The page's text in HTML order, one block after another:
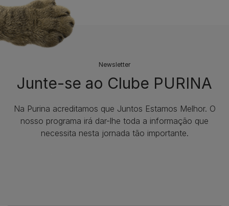
Newsletter
Junte-se ao Clube PURINA
Na Purina acreditamos que Juntos Estamos Melhor. O
nosso programa irá dar-lhe toda a informação que
necessita nesta jornada tão importante.